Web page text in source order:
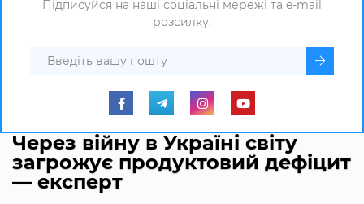
Підписуйся на наші соціальні мережі та e-mail
розсилку.
Через війну в Україні світу
загрожує продуктовий дефіцит
— експерт